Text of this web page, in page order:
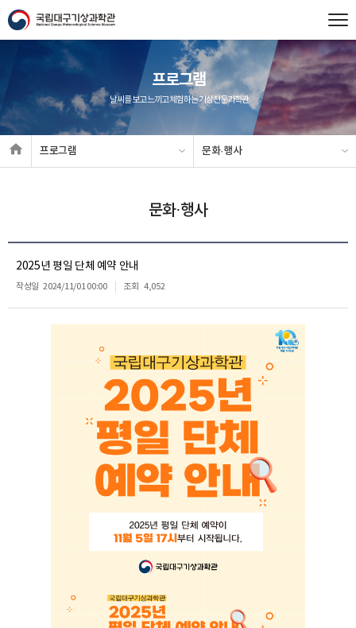
프로그램
날씨를 보고 느끼고 체험하는 기상전문과학관
프로그램 문화·행사
문화·행사
2025년 평일 단체 예약 안내
작성일 2024/11/01 00:00 조회 4,052